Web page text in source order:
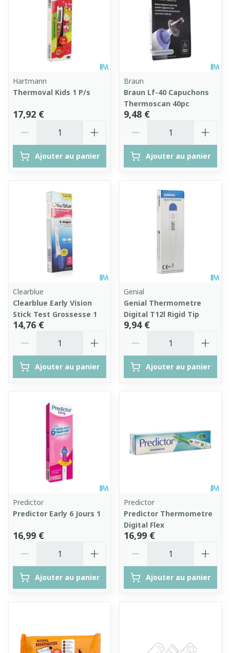
Hartmann
Thermoval Kids 1 P/s
17,92 €
Ajouter au panier
Braun
Braun Lf-40 Capuchons
Thermoscan 40pc
9,48 €
Ajouter au panier
Clearblue
Clearblue Early Vision
Stick Test Grossesse 1
14,76 €
Ajouter au panier
Genial
Genial Thermometre
Digital T12l Rigid Tip
9,94 €
Ajouter au panier
Predictor
Predictor Early 6 Jours 1
16,99 €
Ajouter au panier
Predictor
Predictor Thermometre
Digital Flex
16,99 €
Ajouter au panier